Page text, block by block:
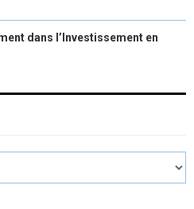
dans l’Investissement en